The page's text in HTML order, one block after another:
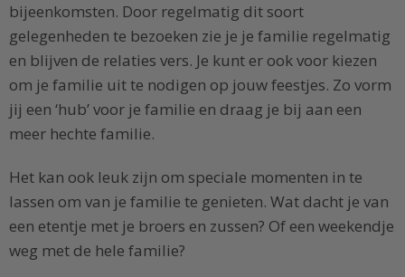
bijeenkomsten. Door regelmatig dit soort
gelegenheden te bezoeken zie je je familie regelmatig
en blijven de relaties vers. Je kunt er ook voor kiezen
om je familie uit te nodigen op jouw feestjes. Zo vorm
jij een ‘hub’ voor je familie en draag je bij aan een
meer hechte familie.
Het kan ook leuk zijn om speciale momenten in te
lassen om van je familie te genieten. Wat dacht je van
een etentje met je broers en zussen? Of een weekendje
weg met de hele familie?